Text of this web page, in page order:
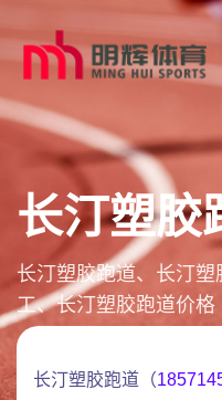
长汀塑胶
长汀塑胶跑道、长汀
工、长汀塑胶跑道价格
长汀塑胶跑道（